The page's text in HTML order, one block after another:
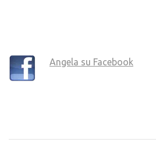
Angela su Facebook